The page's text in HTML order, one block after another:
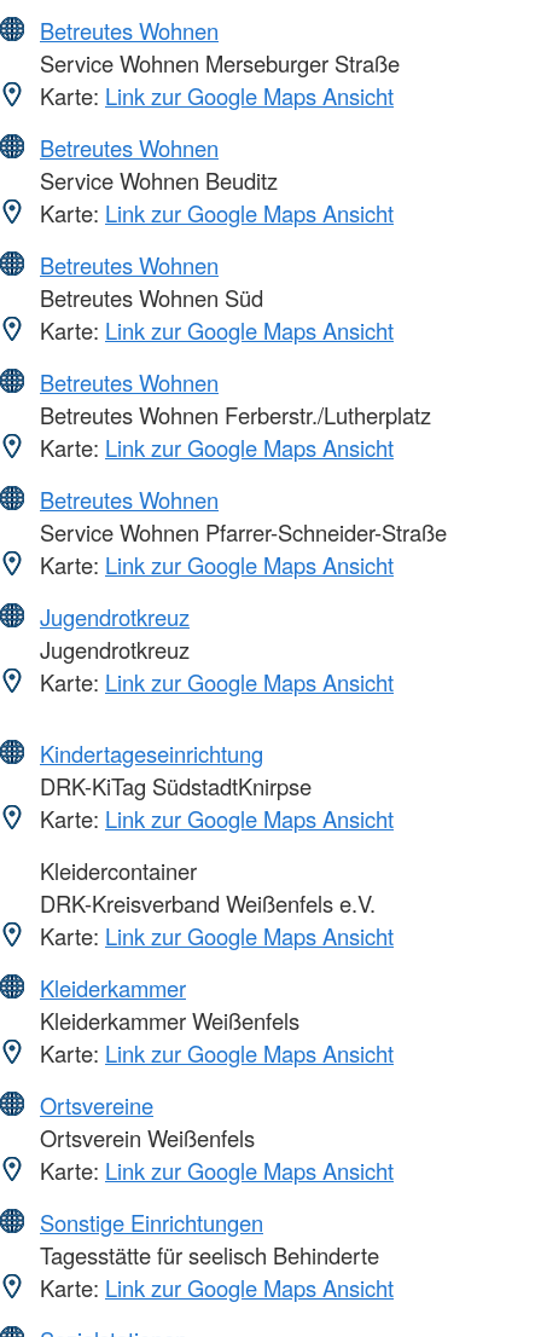
Betreutes Wohnen
Service Wohnen Merseburger Straße
Karte: Link zur Google Maps Ansicht
Betreutes Wohnen
Service Wohnen Beuditz
Karte: Link zur Google Maps Ansicht
Betreutes Wohnen
Betreutes Wohnen Süd
Karte: Link zur Google Maps Ansicht
Betreutes Wohnen
Betreutes Wohnen Ferberstr./Lutherplatz
Karte: Link zur Google Maps Ansicht
Betreutes Wohnen
Service Wohnen Pfarrer-Schneider-Straße
Karte: Link zur Google Maps Ansicht
Jugendrotkreuz
Jugendrotkreuz
Karte: Link zur Google Maps Ansicht
Kindertageseinrichtung
DRK-KiTag SüdstadtKnirpse
Karte: Link zur Google Maps Ansicht
Kleidercontainer
DRK-Kreisverband Weißenfels e.V.
Karte: Link zur Google Maps Ansicht
Kleiderkammer
Kleiderkammer Weißenfels
Karte: Link zur Google Maps Ansicht
Ortsvereine
Ortsverein Weißenfels
Karte: Link zur Google Maps Ansicht
Sonstige Einrichtungen
Tagesstätte für seelisch Behinderte
Karte: Link zur Google Maps Ansicht